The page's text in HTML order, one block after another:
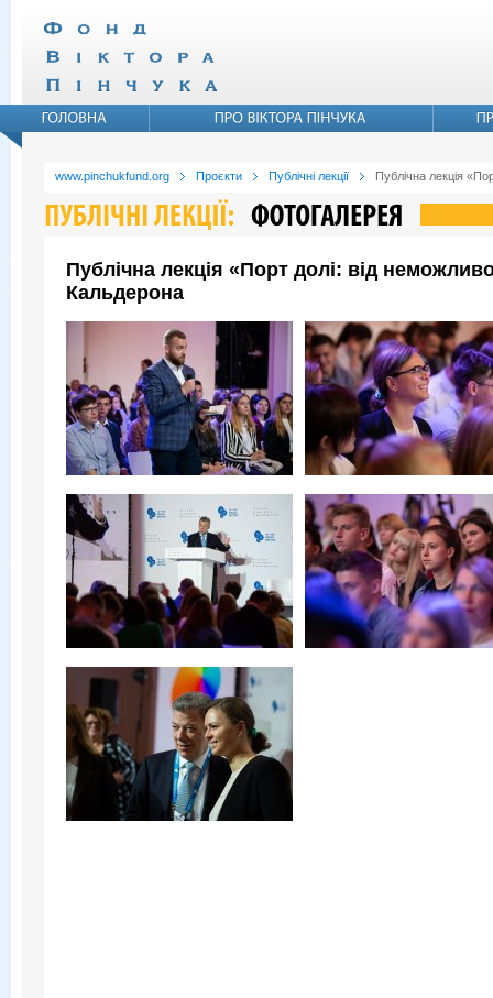
www.pinchukfund.org Проєкти Публічні лекції Публічна лекція
Публічна лекція «Порт долі: від
Кальдерона